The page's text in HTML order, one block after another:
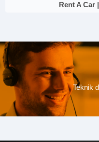
Rent A Car
Teknik